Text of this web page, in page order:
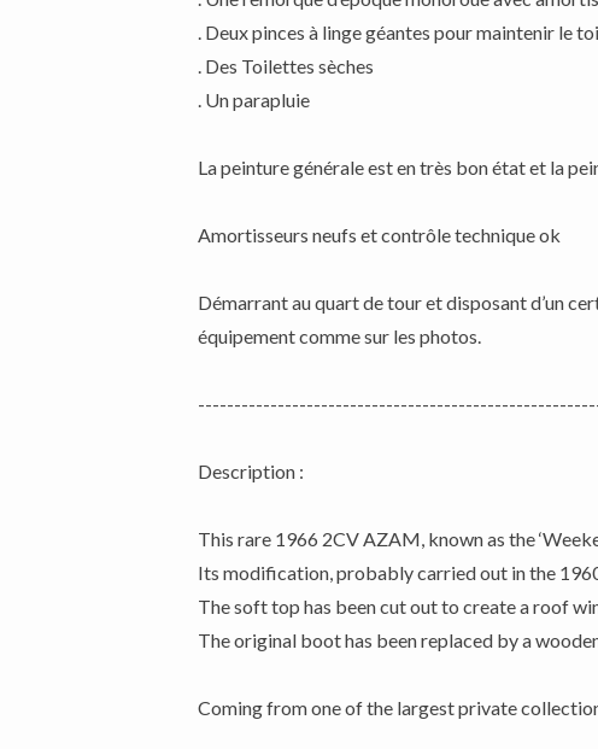
. Deux pinces à linge géantes pour maintenir le
. Des Toilettes sèches
. Un parapluie
La peinture générale est en très bon état et la
Amortisseurs neufs et contrôle technique ok
Démarrant au quart de tour et disposant d’un
équipement comme sur les photos.
Description :
This rare 1966 2CV AZAM, known as the
Its modification, probably carried out in the
The soft top has been cut out to create a roof
The original boot has been replaced by a
Coming from one of the largest private